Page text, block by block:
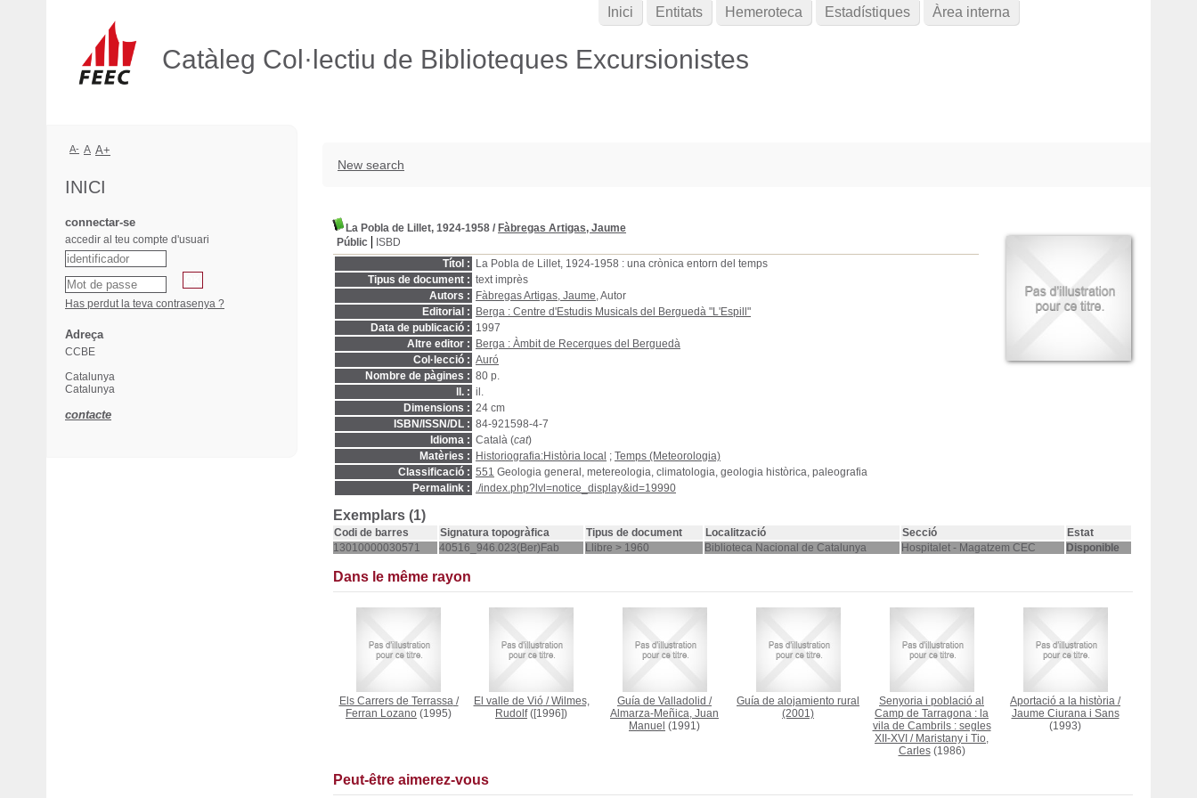
Catàleg Col·lectiu de Biblioteques Excursionistes
New search
La Pobla de Lillet, 1924-1958 / Fàbregas Artigas, Jaume
Públic
ISBD
Títol :
La Pobla de Lillet, 1924-1958 : una crònica entorn del temps
Tipus de document : text imprès
Autors :
Fàbregas Artigas, Jaume, Autor
Editorial :
Berga : Centre d'Estudis Musicals del Berguedà "L'Espill"
Data de publicació : 1997
Altre editor :
Berga : Àmbit de Recerques del Berguedà
Col·lecció : Auró
Nombre de pàgines : 80 p.
ll. : il.
Dimensions : 24 cm
ISBN/ISSN/DL : 84-921598-4-7
Idioma : Català (cat)
Matèries :
Historiografia:Història local ; Temps (Meteorologia)
Classificació : 551 Geologia general, metereologia, climatologia, geologia històrica, paleografia
Permalink : ./index.php?lvl=notice_display&id=19990
Exemplars (1)
Codi de barres Signatura topogràfica Tipus de document Localització Secció
Estat
13010000030571
40516_946.023(Ber)Fab Llibre > 1960 Biblioteca Nacional de Catalunya Hospitalet - Magatzem CEC Disponible
Dans le même rayon
Els Carrers de Terrassa/
Ferran Lozano (1995)
El valle de Vió/Wilmes,
Rudolf([1996])
Guía de Valladolid /
Almarza-Meñica, Juan
Manuel (1991)
Guía de alojamiento rural
(2001)
Senyoria i població al
Camp de Tarragona : la
vila de Cambrils : segles
XII-XVI / Maristany i Tio,
Carles(1986)
Aportació a la història /
Jaume Ciurana i Sans
(1993)
Peut-être aimerez-vous
Inici Entitats Hemeroteca Estadístiques Àrea interna
A- A A+
INICI
connectar-se
accedir al teu compte d'usuari
Has perdut la teva contrasenya ?
Adreça
CCBE
Catalunya
Catalunya
contacte